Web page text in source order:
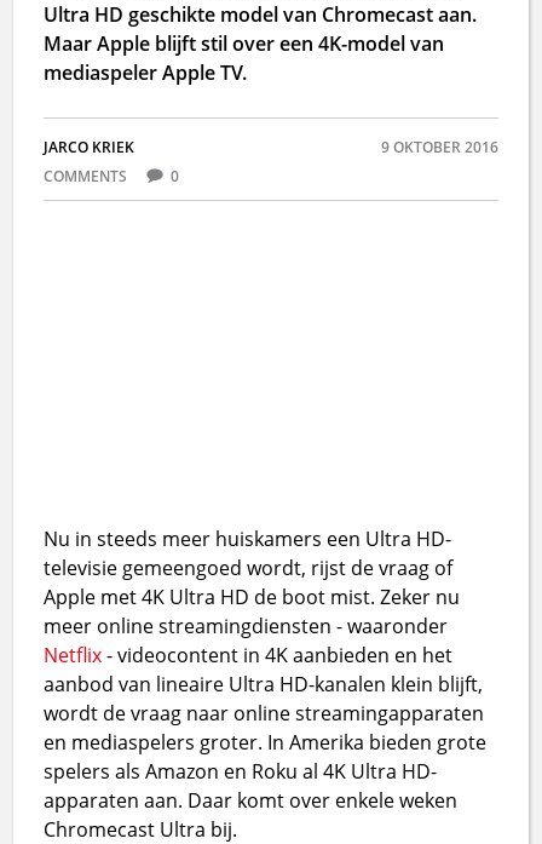
Ultra HD geschikte model van Chromecast aan.
Maar Apple blijft stil over een 4K-model van
mediaspeler Apple TV.
JARCO KRIEK
9 OKTOBER 2016
COMMENTS
0
Nu in steeds meer huiskamers een Ultra HD-
televisie gemeengoed wordt, rijst de vraag of
Apple met 4K Ultra HD de boot mist. Zeker nu
meer online streamingdiensten - waaronder
Netflix- videocontent in 4K aanbieden en het
aanbod van lineaire Ultra HD-kanalen klein blijft,
wordt de vraag naar online streamingapparaten
en mediaspelers groter. In Amerika bieden grote
spelers als Amazon en Roku al 4K Ultra HD-
apparaten aan. Daar komt over enkele weken
Chromecast Ultra bij.